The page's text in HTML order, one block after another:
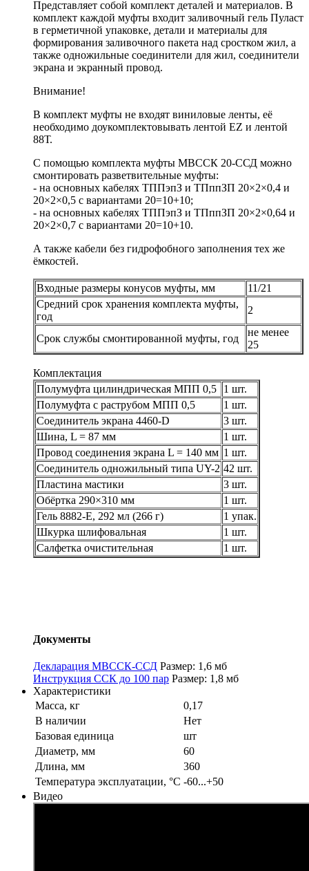
Представляет собой комплект деталей и материалов. В
комплект каждой муфты входит заливочный гель Пуласт
в герметичной упаковке, детали и материалы для
формирования заливочного пакета над сростком жил, а
также одножильные соединители для жил, соединители
экрана и экранный провод.
Внимание!
В комплект муфты не входят виниловые ленты, её
необходимо доукомплектовывать лентой EZ и лентой
88Т.
С помощью комплекта муфты МВССК 20-ССД можно
смонтировать разветвительные муфты:
- на основных кабелях ТППэпЗ и ТПппЗП 20×2×0,4 и
20×2×0,5 с вариантами 20=10+10;
- на основных кабелях ТППэпЗ и ТПппЗП 20×2×0,64 и
20×2×0,7 с вариантами 20=10+10.
А также кабели без гидрофобного заполнения тех же
ёмкостей.
Входные размеры конусов муфты, мм
11/21
Средний срок хранения комплекта муфты,
год
2
Срок службы смонтированной муфты, год
не менее
25
Комплектация
Полумуфта цилиндрическая МПП 0,5
1 шт.
Полумуфта с раструбом МПП 0,5
1 шт.
Соединитель экрана 4460-D
3 шт.
Шина, L = 87 мм
1 шт.
Провод соединения экрана L = 140 мм 1 шт.
Соединитель одножильный типа UY-2 42 шт.
Пластина мастики
3 шт.
Обёртка 290×310 мм
1 шт.
Гель 8882-Е, 292 мл (266 г)
1 упак.
Шкурка шлифовальная
1 шт.
Салфетка очистительная
1 шт.
Документы
Декларация МВССК-ССД Размер: 1,6 мб
Инструкция ССК до 100 пар Размер: 1,8 мб
Характеристики
Масса, кг
0,17
В наличии
Нет
Базовая единица
шт
Диаметр, мм
60
Длина, мм
360
Температура эксплуатации, °С -60...+50
Видео